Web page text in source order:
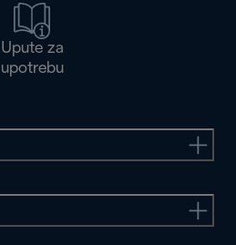
Upute za
upotrebu